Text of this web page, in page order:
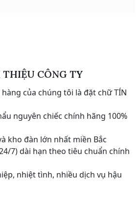
THIỆU CÔNG TY
của chúng tôi là đặt chữ TÍN
nguyên chiếc chính hãng 100%
kho đàn lớn nhất miền Bắc
7) dài hạn theo tiêu chuẩn chính
nhiệt tình, nhiều dịch vụ hậu